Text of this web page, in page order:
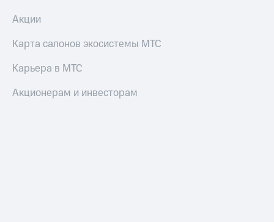
Акции
Карта салонов экосистемы МТС
Карьера в МТС
Акционерам и инвесторам